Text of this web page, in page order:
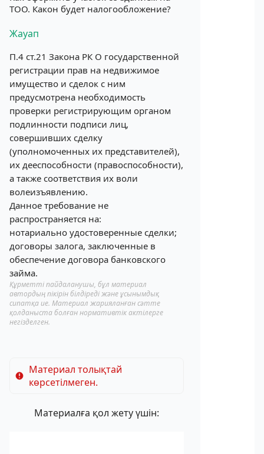
ТОО. Какон будет налогообложение?
Жауап
П.4 ст.21 Закона РК О государственной
регистрации прав на недвижимое
имущество и сделок с ним
предусмотрена необходимость
проверки регистрирующим органом
подлинности подписи лиц,
совершивших сделку
(уполномоченных их представителей),
их дееспособности (правоспособности),
а также соответствия их воли
волеизъявлению.
Данное требование не
распространяется на:
нотариально удостоверенные сделки;
договоры залога, заключенные в
обеспечение договора банковского
займа.
Құрметті пайдаланушы, бұл материал
автордың пікірін білдіреді және ұсынымдық
сипатқа ие. Материал жарияланған сәтте
қолданыста болған нормативтік актілерге
негізделген.
Материал толықтай
көрсетілмеген.
Материалға қол жету үшін: